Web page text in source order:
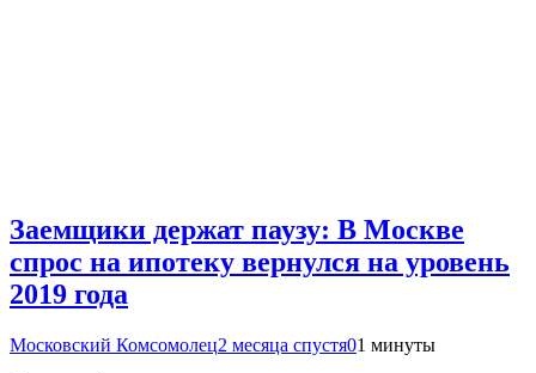
Заемщики держат паузу: В Москве
спрос на ипотеку вернулся на уровень
2019 года
Московский Комсомолец2 месяца спустя01 минуты